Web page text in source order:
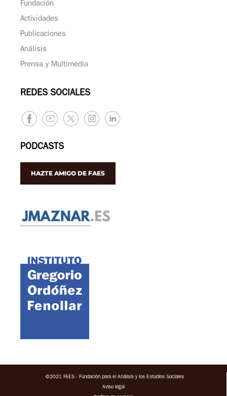
Fundación
Actividades
Publicaciones
Análisis
Prensa y Multimedia
REDES SOCIALES
PODCASTS
HAZTE AMIGO DE FAES
©2021 FAES · Fundación para el Análisis y los Estudios Sociales
Aviso legal